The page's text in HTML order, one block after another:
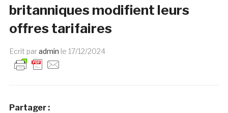
britanniques modifient leurs
offres tarifaires
Ecrit paradmin le 17/12/2024
Partager :